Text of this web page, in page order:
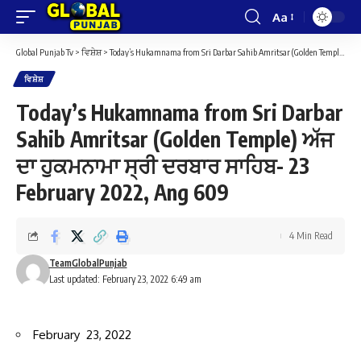
Font
Resizer
Aa
Global Punjab Tv > ਵਿਸ਼ੇਸ਼>Today’s Hukamnama from Sri Darbar Sahib Amritsar (Golden Temple) ਅੱਜ ਦਾ ਹੁਕਮਨਾਮਾ ਸ੍ਰੀ ਦਰਬਾਰ ਸਾਹਿਬ- 23 February 2022, Ang 609
ਵਿਸ਼ੇਸ਼
Today’s Hukamnama from Sri Darbar
Sahib Amritsar (Golden Temple) ਅੱਜ
ਦਾ ਹੁਕਮਨਾਮਾ ਸ੍ਰੀ ਦਰਬਾਰ ਸਾਹਿਬ- 23
February 2022, Ang 609
Last updated: February 23, 2022 6:49 am
TeamGlobalPunjab
4 Min Read
February 23, 2022